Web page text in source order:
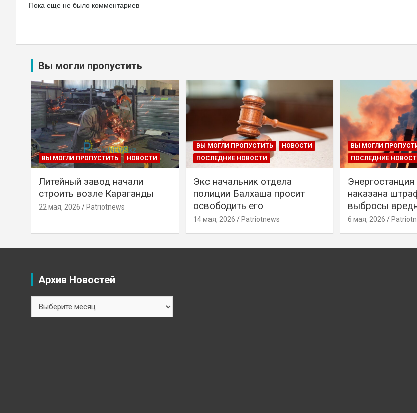
Пока еще не было комментариев
Вы могли пропустить
ВЫ МОГЛИ ПРОПУСТИТЬ НОВОСТИ
Литейный завод начали
строить возле Караганды
22 мая, 2026 Patriotnews
ВЫ МОГЛИ ПРОПУСТИТЬ
НОВОСТИ
ПОСЛЕДНИЕ НОВОСТИ
Экс начальник отдела
полиции Балхаша просит
освободить его
14 мая, 2026 Patriotnews
ВЫ МОГЛИ
ПОСЛЕДНИЕ
наказана
выбросы
6 мая, 2026
Архив Новостей
Новостей